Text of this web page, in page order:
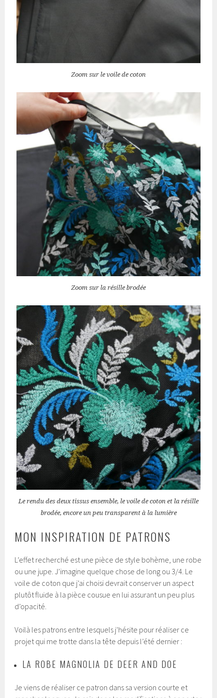
Zoom sur le voile de coton
Zoom sur la résille brodée
Le rendu des deux tissus ensemble, le voile de coton et la résille
brodée, encore un peu transparent à la lumière
MON INSPIRATION DE PATRONS
L’effet recherché est une pièce de style bohème, une robe
ou une jupe. J’imagine quelque chose de long ou 3/4. Le
voile de coton que j’ai choisi devrait conserver un aspect
plutôt fluide à la pièce cousue en lui assurant un peu plus
d’opacité.
Voilà les patrons entre lesquels j’hésite pour réaliser ce
projet qui me trotte dans la tête depuis l’été dernier :
LA ROBE MAGNOLIA DE DEER AND DOE
Je viens de réaliser ce patron dans sa version courte et